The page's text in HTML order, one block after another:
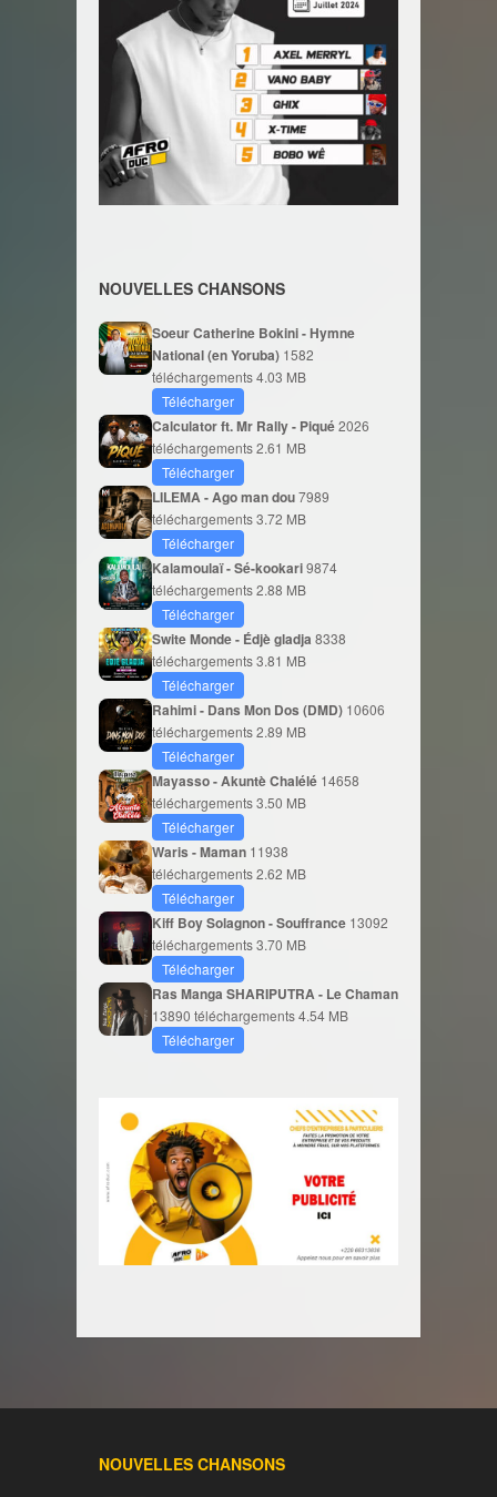
NOUVELLES CHANSONS
Soeur Catherine Bokini - Hymne
National (en Yoruba) 1582
téléchargements4.03 MB
Télécharger
Calculator ft. Mr Rally - Piqué2026
téléchargements2.61 MB
Télécharger
LILEMA - Ago man dou7989
téléchargements3.72 MB
Télécharger
Kalamoulaï - Sé-kookari9874
téléchargements2.88 MB
Télécharger
Swite Monde - Édjè gladja 8338
téléchargements3.81 MB
Télécharger
Rahimi - Dans Mon Dos (DMD) 10606
téléchargements2.89 MB
Télécharger
Mayasso - Akuntè Chalélé 14658
téléchargements3.50 MB
Télécharger
Waris - Maman 11938
téléchargements2.62 MB
Télécharger
Kiff Boy Solagnon - Souffrance 13092
téléchargements3.70 MB
Télécharger
Ras Manga SHARIPUTRA - Le Chaman
13890 téléchargements4.54 MB
Télécharger
NOUVELLES CHANSONS